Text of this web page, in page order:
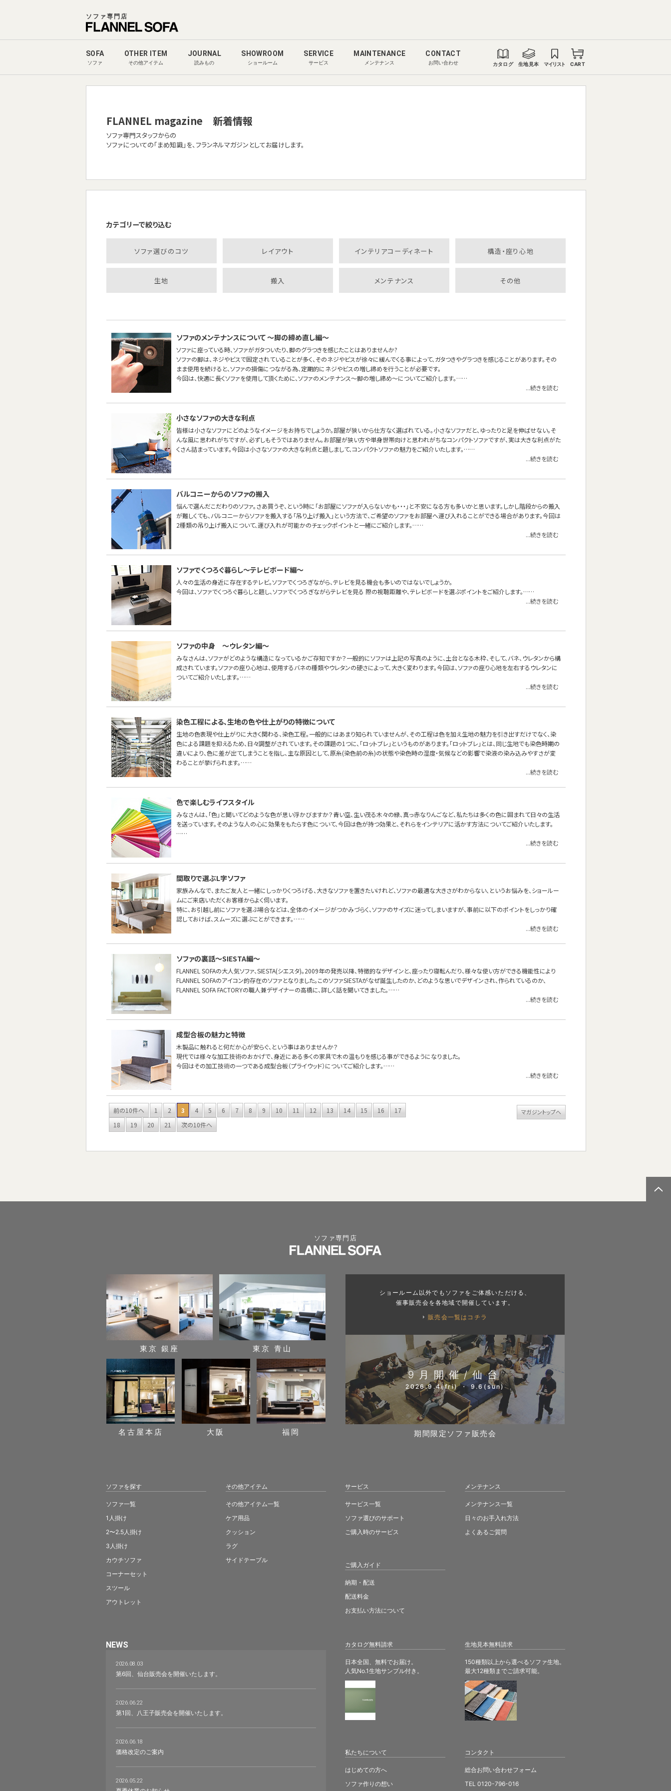
ソファ専門店
SOFA
ソファ
OTHER ITEM
その他アイテム
JOURNAL
読みもの
SHOWROOM
ショールーム
SERVICE
サービス
MAINTENANCE
メンテナンス
CONTACT
お問い合わせ カタログ 生地見本 マイリスト CART
FLANNEL magazine 新着情報
ソファ専門スタッフからの
ソファについての「まめ知識」を、フランネルマガジンとしてお届けします。
カテゴリーで絞り込む
ソファ選びのコツ レイアウト インテリアコーディネート 構造・座り心地
生地 搬入 メンテナンス その他
ソファのメンテナンスについて 〜脚の締め直し編〜
ソファに座っている時、ソファがガタついたり、脚のグラつきを感じたことはありませんか?
ソファの脚は、ネジやビスで固定されていることが多く、そのネジやビスが徐々に緩んでくる事によって、ガタつきやグラつきを感じることがあります。その
まま使用を続けると、ソファの損傷につながる為、定期的にネジやビスの増し締めを行うことが必要です。
今回は、快適に長くソファを使用して頂くために、ソファのメンテナンス〜脚の増し締め〜についてご紹介します。……
...続きを読む
小さなソファの大きな利点
皆様は小さなソファにどのようなイメージをお持ちでしょうか。部屋が狭いから仕方なく選ばれている。小さなソファだと、ゆったりと足を伸ばせない。そ
んな風に思われがちですが、必ずしもそうではありません。お部屋が狭い方や単身世帯向けと思われがちなコンパクトソファですが、実は大きな利点がた
くさん詰まっています。今回は小さなソファの大きな利点と題しまして、コンパクトソファの魅力をご紹介いたします。……
...続きを読む
バルコニーからのソファの搬入
悩んで選んだこだわりのソファ。さあ買うぞ、という時に「お部屋にソファが入らないかも・・・」と不安になる方も多いかと思います。しかし階段からの搬入
が難しくても、バルコニーからソファを搬入する「吊り上げ搬入」という方法で、ご希望のソファをお部屋へ運び入れることができる場合があります。今回は
2種類の吊り上げ搬入について、運び入れが可能かのチェックポイントと一緒にご紹介します。……
...続きを読む
ソファでくつろぐ暮らし〜テレビボード編〜
人々の生活の身近に存在するテレビ。ソファでくつろぎながら、テレビを見る機会も多いのではないでしょうか。
今回は、ソファでくつろぐ暮らしと題し、ソファでくつろぎながらテレビを見る 際の視聴距離や、テレビボードを選ぶポイントをご紹介します。……
...続きを読む
ソファの中身 ～ウレタン編～
みなさんは、ソファがどのような構造になっているかご存知ですか？一般的にソファは上記の写真のように、土台となる木枠、そして、バネ、ウレタンから構
成されています。ソファの座り心地は、使用するバネの種類やウレタンの硬さによって、大きく変わります。今回は、ソファの座り心地を左右するウレタンに
ついてご紹介いたします。……
...続きを読む
染色工程による、生地の色や仕上がりの特徴について
生地の色表現や仕上がりに大きく関わる、染色工程。一般的にはあまり知られていませんが、その工程は色を加え生地の魅力を引き出すだけでなく、染
色による課題を抑えるため、日々調整がされています。その課題の1つに、「ロットブレ」というものがあります。「ロットブレ」とは、同じ生地でも染色時期の
違いにより、色に差が出てしまうことを指し、主な原因として、原糸(染色前の糸)の状態や染色時の湿度・気候などの影響で染液の染み込みやすさが変
わることが挙げられます。……
...続きを読む
色で楽しむライフスタイル
みなさんは、「色」と聞いてどのような色が思い浮かびますか？青い空、生い茂る木々の緑、真っ赤なりんごなど、私たちは多くの色に囲まれて日々の生活
を送っています。そのような人の心に効果をもたらす色について、今回は色が持つ効果と、それらをインテリアに活かす方法についてご紹介いたします。
……
...続きを読む
間取りで選ぶL字ソファ
家族みんなで、またご友人と一緒にしっかりくつろげる、大きなソファを置きたいけれど、ソファの最適な大きさがわからない、というお悩みを、ショールー
ムにご来店いただくお客様からよく伺います。
特に、お引越し前にソファを選ぶ場合などは、全体のイメージがつかみづらく、ソファのサイズに迷ってしまいますが、事前に以下のポイントをしっかり確
認しておけば、スムーズに選ぶことができます。……
...続きを読む
ソファの裏話〜SIESTA編〜
FLANNEL SOFAの大人気ソファ、SIESTA(シエスタ)。2009年の発売以降、特徴的なデザインと、座ったり寝転んだり、様々な使い方ができる機能性により
FLANNEL SOFAのアイコン的存在のソファとなりました。このソファSIESTAがなぜ誕生したのか、どのような思いでデザインされ、作られているのか、
FLANNEL SOFA FACTORYの職人兼デザイナーの高橋に、詳しく話を聞いてきました。……
...続きを読む
成型合板の魅力と特徴
木製品に触れると何だか心が安らぐ、という事はありませんか？
現代では様々な加工技術のおかげで、身近にある多くの家具で木の温もりを感じる事ができるようになりました。
今回はその加工技術の一つである成型合板（プライウッド）についてご紹介します。……
...続きを読む
前の10件へ 1 2 3 4 5 6 7 8 9 10 11 12 13 14 15 16
17
18
19 20 21 次の10件へ
マガジントップへ
ソファ専門店
カタログ無料請求
日本全国、無料でお届け。
人気No.1生地サンプル付き。
生地見本無料請求
150種類以上から選べるソファ生地。
最大12種類までご請求可能。
東京 銀座 東京 青山
名古屋本店 大阪 福岡
ショールーム以外でもソファをご体感いただける、
催事販売会を各地域で開催しています。
販売会一覧はコチラ
9月開催/仙台
2026.9.4(fri) ・ 9.6(sun)
期間限定ソファ販売会
ソファを探す
ソファ一覧
1人掛け
2〜2.5人掛け
3人掛け
カウチソファ
コーナーセット
スツール
アウトレット
その他アイテム
その他アイテム一覧
ケア用品
クッション
ラグ
サイドテーブル
サービス
サービス一覧
ソファ選びのサポート
ご購入時のサービス
ご購入ガイド
納期・配送
配送料金
お支払い方法について
メンテナンス
メンテナンス一覧
日々のお手入れ方法
よくあるご質問
NEWS
2026.08.03
第6回、仙台販売会を開催いたします。
2026.06.22
第1回、八王子販売会を開催いたします。
2026.06.18
価格改定のご案内
2026.05.22
私たちについて
はじめての方へ
ソファ作りの想い
コンタクト
総合お問い合わせフォーム
TEL 0120-796-016